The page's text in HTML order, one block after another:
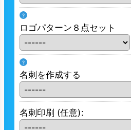
?
ロゴパターン８点セット
?
名刺を作成する
名刺印刷 (任意):